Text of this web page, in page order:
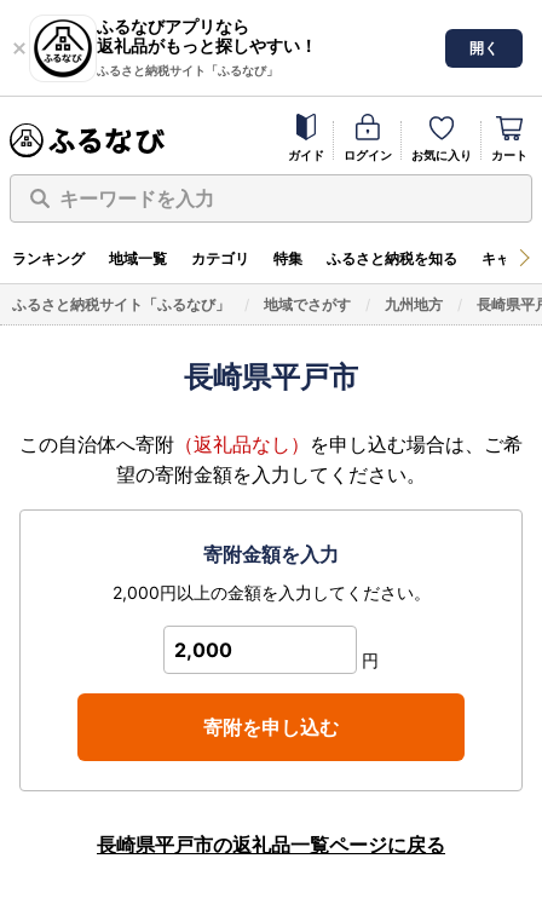
ふるなびアプリなら
返礼品がもっと探しやすい！
ふるさと納税サイト「ふるなび」
開く
ガイド ログイン お気に入り カート
キーワードを入力
ランキング 地域一覧 カテゴリ 特集 ふるさと納税を知る キャン
ふるさと納税サイト「ふるなび」 地域でさがす 九州地方 長崎県平
長崎県平戸市
この自治体へ寄附 （返礼品なし） を申し込む場合は、ご希
望の寄附金額を入力してください。
寄附金額を入力
2,000円以上の金額を入力してください。
2,000 円
寄附を申し込む
長崎県平戸市の返礼品一覧ページに戻る